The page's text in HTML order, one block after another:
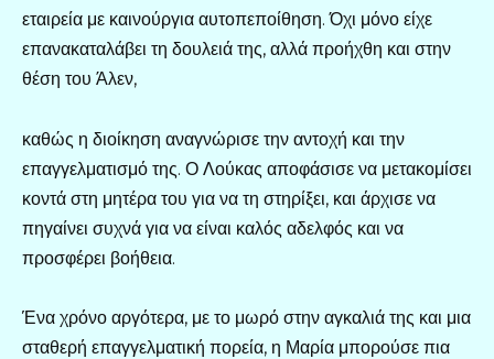
εταιρεία με καινούργια αυτοπεποίθηση. Όχι μόνο είχε
επανακαταλάβει τη δουλειά της, αλλά προήχθη και στην
θέση του Άλεν,
καθώς η διοίκηση αναγνώρισε την αντοχή και την
επαγγελματισμό της. Ο Λούκας αποφάσισε να μετακομίσει
κοντά στη μητέρα του για να τη στηρίξει, και άρχισε να
πηγαίνει συχνά για να είναι καλός αδελφός και να
προσφέρει βοήθεια.
Ένα χρόνο αργότερα, με το μωρό στην αγκαλιά της και μια
σταθερή επαγγελματική πορεία, η Μαρία μπορούσε πια